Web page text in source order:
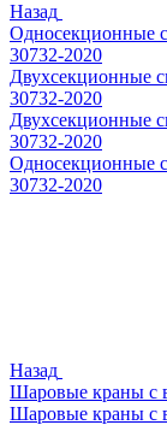
Назад
Односекционные
30732-2020
Двухсекционные
30732-2020
Двухсекционные
30732-2020
Односекционные
30732-2020
Назад
Шаровые краны с
Шаровые краны